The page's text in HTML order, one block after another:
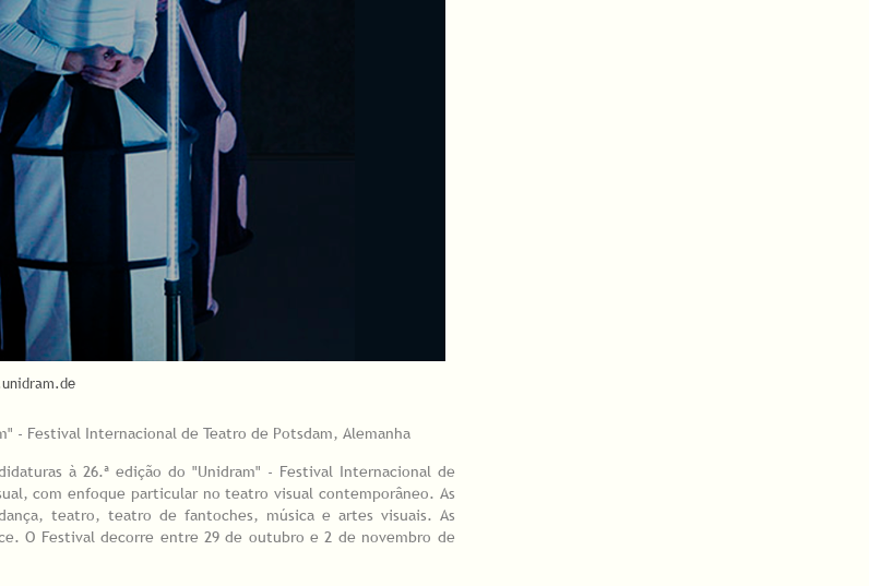
- Festival Internacional de Teatro de Potsdam, Alemanha
à 26.ª edição do "Unidram" - Festival Internacional de
com enfoque particular no teatro visual contemporâneo. As
teatro, teatro de fantoches, música e artes visuais. As
O Festival decorre entre 29 de outubro e 2 de novembro de